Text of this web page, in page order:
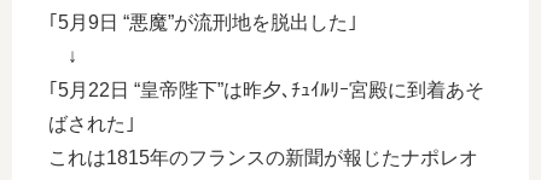
｢5月9日 “悪魔”が流刑地を脱出した｣
↓
｢5月22日 “皇帝陛下”は昨夕､ﾁｭｲﾙﾘｰ宮殿に到着あそ
ばされた｣
これは1815年のフランスの新聞が報じたナポレオ